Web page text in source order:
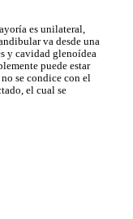
es unilateral,
va desde una
y cavidad glenoídea
puede estar
se condice con el
el cual se